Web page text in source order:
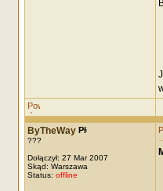
ByTheWay
???
Dołączył: 27 Mar 2007
Skąd: Warszawa
Status: offline